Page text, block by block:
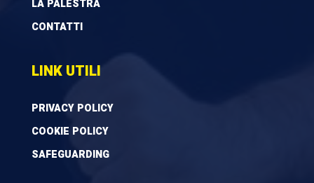
LA PALESTRA
CONTATTI
LINK UTILI
PRIVACY POLICY
COOKIE POLICY
SAFEGUARDING